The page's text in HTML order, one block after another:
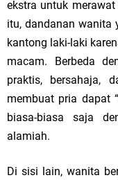
ekstra untuk
itu, dandanan wanita
kantong laki-laki
macam. Berbeda
praktis, bersahaja,
membuat pria dapat
biasa-biasa saja
alamiah.
Di sisi lain, wanita